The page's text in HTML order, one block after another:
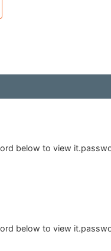
below to view
below to view